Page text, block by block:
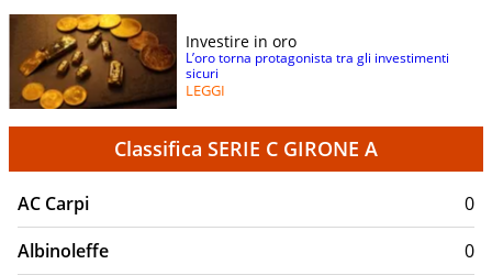
Investire in oro
L’oro torna protagonista tra gli investimenti
sicuri
LEGGI
Classifica SERIE C GIRONE A
AC Carpi
0
Albinoleffe
0